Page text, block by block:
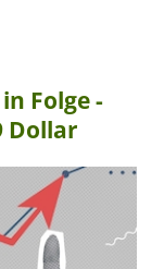
Folge -
Dollar